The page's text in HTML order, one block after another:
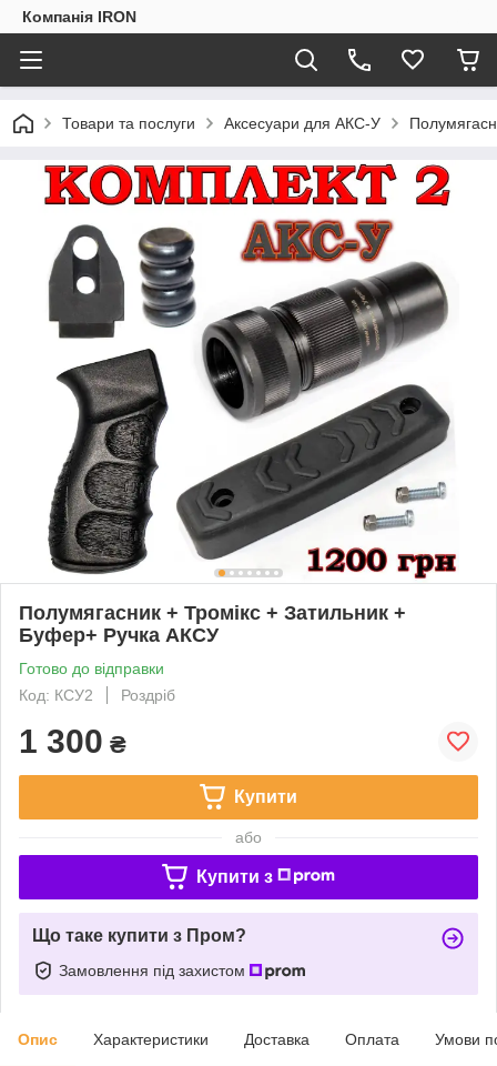
Компанія IRON
Товари та послуги Аксесуари для АКС-У
Полумягасник + Тромікс + Затильник +
Буфер+ Ручка АКСУ
Готово до відправки
Код: КСУ2
Роздріб
1 300 ₴
Купити
або
Купити з
Що таке купити з Пром?
Замовлення під захистом
Опис Характеристики Доставка Оплата Умови